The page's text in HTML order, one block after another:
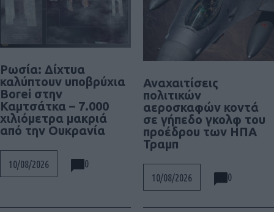
Ρωσία: Δίχτυα
καλύπτουν υποβρύχια
Borei στην
Καμτσάτκα – 7.000
χιλιόμετρα μακριά
από την Ουκρανία
10/08/2026 0
Αναχαιτίσεις
πολιτικών
αεροσκαφών κοντά
σε γήπεδο γκολφ του
προέδρου των ΗΠΑ
Τραμπ
10/08/2026 0